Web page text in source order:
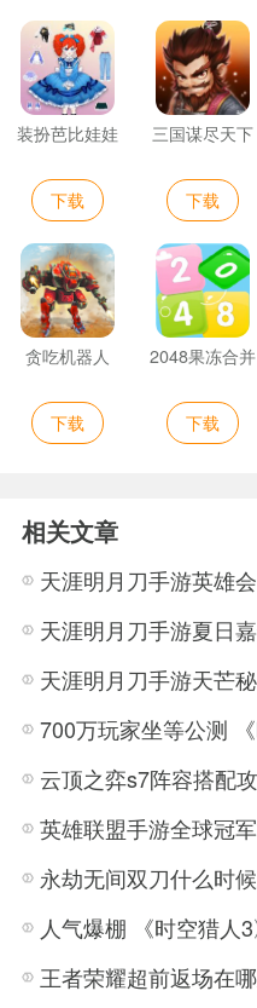
装扮芭比娃娃
下载
三国谋尽天下
下载
贪吃机器人
下载
2048果冻合并
下载
相关文章